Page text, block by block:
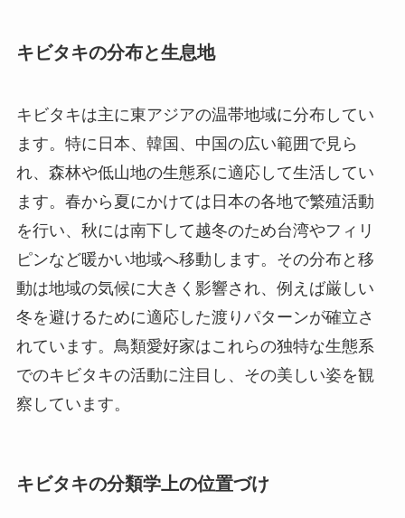
キビタキの分布と生息地
キビタキは主に東アジアの温帯地域に分布してい
ます。特に日本、韓国、中国の広い範囲で見ら
れ、森林や低山地の生態系に適応して生活してい
ます。春から夏にかけては日本の各地で繁殖活動
を行い、秋には南下して越冬のため台湾やフィリ
ピンなど暖かい地域へ移動します。その分布と移
動は地域の気候に大きく影響され、例えば厳しい
冬を避けるために適応した渡りパターンが確立さ
れています。鳥類愛好家はこれらの独特な生態系
でのキビタキの活動に注目し、その美しい姿を観
察しています。
キビタキの分類学上の位置づけ